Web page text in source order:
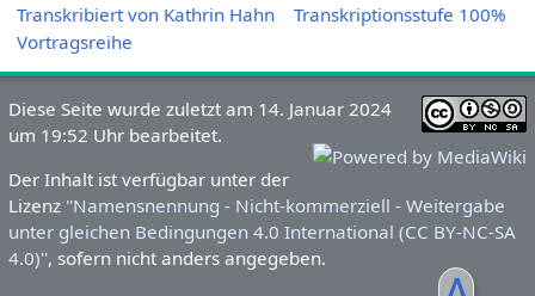
Transkribiert von Kathrin Hahn
Transkriptionsstufe 100%
Vortragsreihe
Diese Seite wurde zuletzt am 14. Januar 2024
um 19:52 Uhr bearbeitet.
Der Inhalt ist verfügbar unter der
Lizenz ''Namensnennung - Nicht-kommerziell - Weitergabe
unter gleichen Bedingungen 4.0 International (CC BY-NC-SA
4.0)'', sofern nicht anders angegeben.